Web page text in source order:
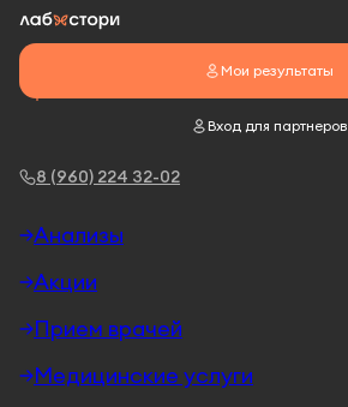
8 (960) 224 32-02
Мои результаты
Вход для партнеров
Анализы
Акции
Прием врачей
Медицинские услуги